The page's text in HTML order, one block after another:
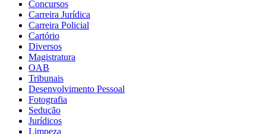
Concursos
Carreira Jurídica
Carreira Policial
Cartório
Diversos
Magistratura
OAB
Tribunais
Desenvolvimento Pessoal
Fotografia
Sedução
Jurídicos
Limpeza